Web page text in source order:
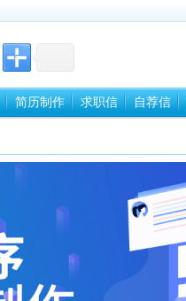
简历制作 求职信 自荐信